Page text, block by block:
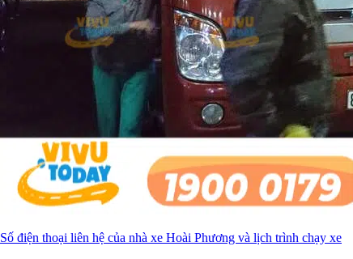
Số điện thoại liên hệ của nhà xe Hoài Phương và lịch trình chạy xe